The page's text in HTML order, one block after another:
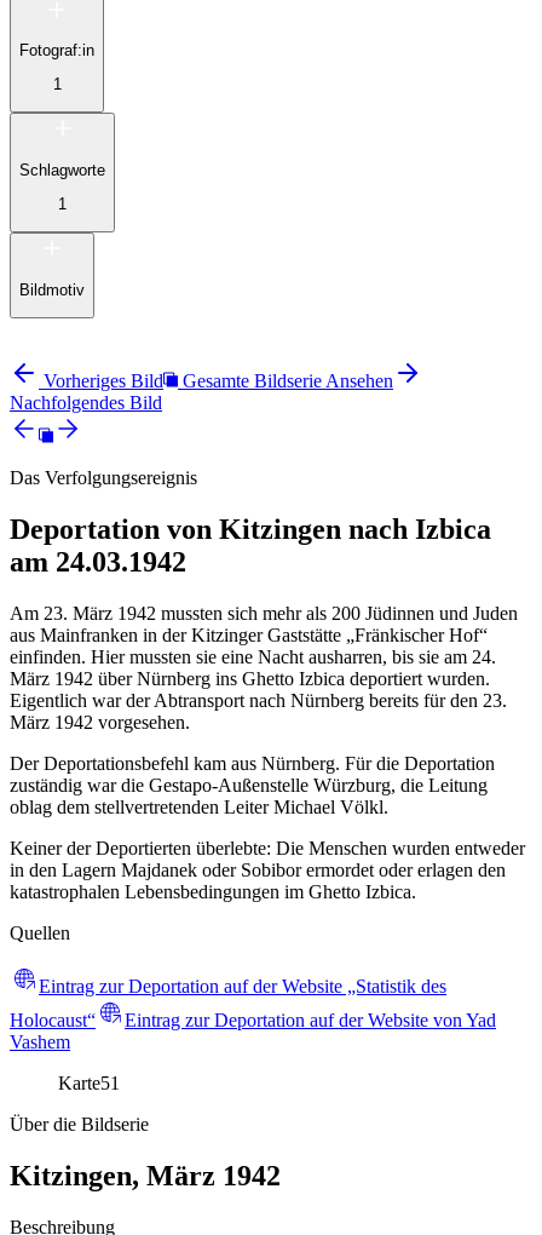
Fotograf:in
1
Schlagworte
1
Bildmotiv
Vorheriges Bild
Gesamte Bildserie Ansehen
Nachfolgendes Bild
Das Verfolgungsereignis
Deportation von Kitzingen nach Izbica
am 24.03.1942
Am 23. März 1942 mussten sich mehr als 200 Jüdinnen und Juden
aus Mainfranken in der Kitzinger Gaststätte „Fränkischer Hof“
einfinden. Hier mussten sie eine Nacht ausharren, bis sie am 24.
März 1942 über Nürnberg ins Ghetto Izbica deportiert wurden.
Eigentlich war der Abtransport nach Nürnberg bereits für den 23.
März 1942 vorgesehen.
Der Deportationsbefehl kam aus Nürnberg. Für die Deportation
zuständig war die Gestapo-Außenstelle Würzburg, die Leitung
oblag dem stellvertretenden Leiter Michael Völkl.
Keiner der Deportierten überlebte: Die Menschen wurden entweder
in den Lagern Majdanek oder Sobibor ermordet oder erlagen den
katastrophalen Lebensbedingungen im Ghetto Izbica.
Quellen
Eintrag zur Deportation auf der Website „Statistik des
Holocaust“
Eintrag zur Deportation auf der Website von Yad
Vashem
Karte51
Über die Bildserie
Kitzingen, März 1942
Beschreibung